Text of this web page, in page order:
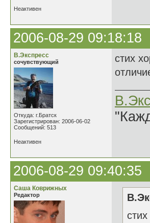
Неактивен
2006-08-29 09:18:18
В.Экспресс
сочувствующий
Откуда: г.Братск
Зарегистрирован: 2006-06-02
Сообщений: 513
стих
Неактивен
2006-08-29 09:40:35
Саша Коврижных
Редактор